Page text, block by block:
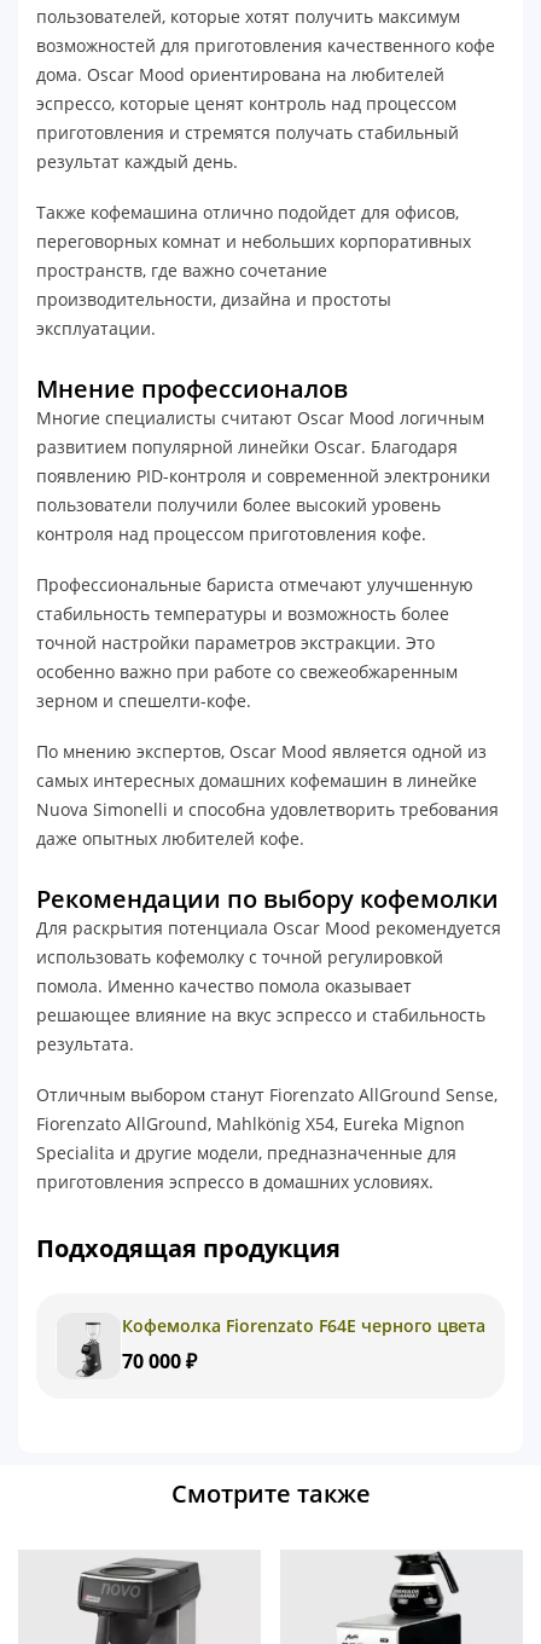
пользователей, которые хотят получить максимум
возможностей для приготовления качественного кофе
дома. Oscar Mood ориентирована на любителей
эспрессо, которые ценят контроль над процессом
приготовления и стремятся получать стабильный
результат каждый день.
Также кофемашина отлично подойдет для офисов,
переговорных комнат и небольших корпоративных
пространств, где важно сочетание
производительности, дизайна и простоты
эксплуатации.
Мнение профессионалов
Многие специалисты считают Oscar Mood логичным
развитием популярной линейки Oscar. Благодаря
появлению PID-контроля и современной электроники
пользователи получили более высокий уровень
контроля над процессом приготовления кофе.
Профессиональные бариста отмечают улучшенную
стабильность температуры и возможность более
точной настройки параметров экстракции. Это
особенно важно при работе со свежеобжаренным
зерном и спешелти-кофе.
По мнению экспертов, Oscar Mood является одной из
самых интересных домашних кофемашин в линейке
Nuova Simonelli и способна удовлетворить требования
даже опытных любителей кофе.
Рекомендации по выбору кофемолки
Для раскрытия потенциала Oscar Mood рекомендуется
использовать кофемолку с точной регулировкой
помола. Именно качество помола оказывает
решающее влияние на вкус эспрессо и стабильность
результата.
Отличным выбором станут Fiorenzato AllGround Sense,
Fiorenzato AllGround, Mahlkönig X54, Eureka Mignon
Specialita и другие модели, предназначенные для
приготовления эспрессо в домашних условиях.
Подходящая продукция
Кофемолка Fiorenzato F64E черного цвета
70 000 ₽
Смотрите также